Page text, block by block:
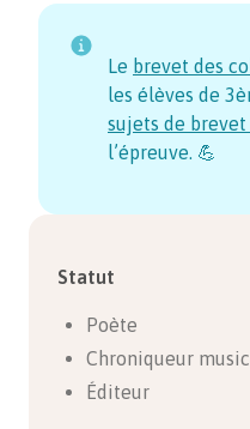
Le brevet des
les élèves de
sujets de brevet
l’épreuve. 💪
Statut
Poète
Chroniqueur
Éditeur